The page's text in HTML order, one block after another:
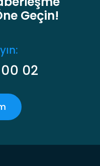
Geçin!
02